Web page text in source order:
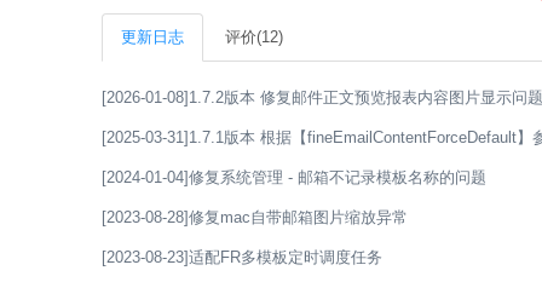
更新日志 评价(12)
[2026-01-08]1.7.2版本 修复邮件正文预览报表内容图片显示问题
[2025-03-31]1.7.1版本 根据【fineEmailContentForceDefault】
[2024-01-04]修复系统管理 - 邮箱不记录模板名称的问题
[2023-08-28]修复mac自带邮箱图片缩放异常
[2023-08-23]适配FR多模板定时调度任务